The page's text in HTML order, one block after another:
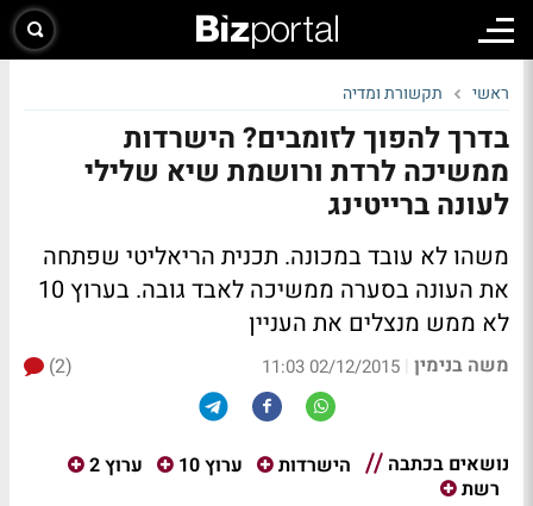
ראשי תקשורת ומדיה
בדרך להפוך לזומבים? הישרדות
ממשיכה לרדת ורושמת שיא שלילי
לעונה ברייטינג
משהו לא עובד במכונה. תכנית הריאליטי שפתחה
את העונה בסערה ממשיכה לאבד גובה. בערוץ 10
לא ממש מנצלים את העניין
משה בנימין |
02/12/2015 11:03
(2)
נושאים בכתבה הישרדות ערוץ 10
ערוץ 2
רשת